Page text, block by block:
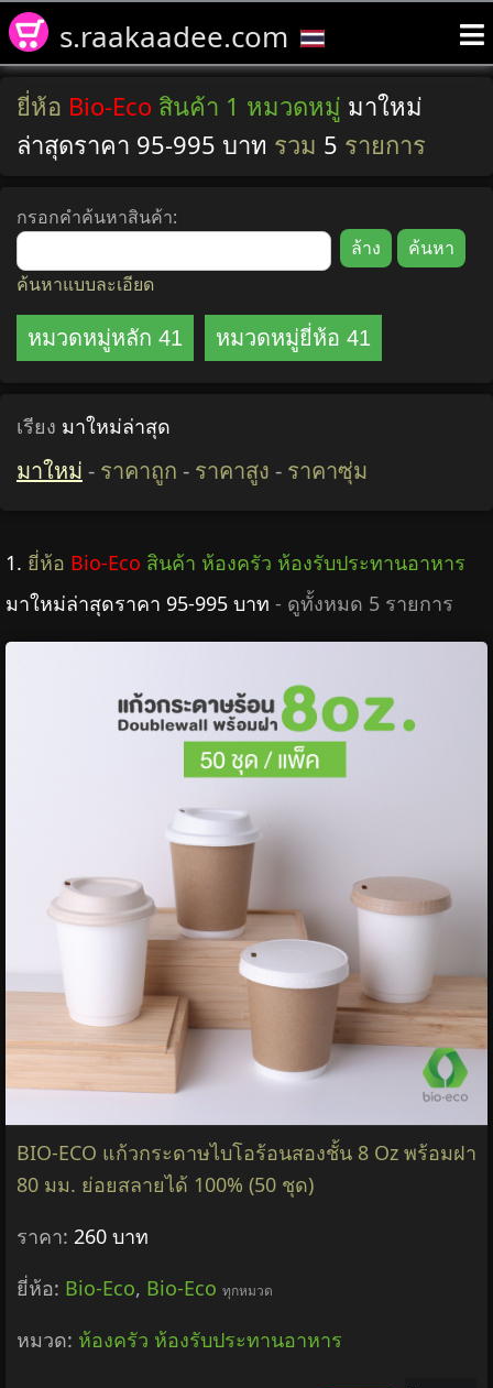
s.raakaadee.com
ยี่ห้อ Bio-Eco สินค้า 1 หมวดหมู่ มาใหม่
ล่าสุดราคา 95-995 บาท รวม 5 รายการ
กรอกคำค้นหาสินค้า:
ค้นหาแบบละเอียด
หมวดหมู่หลัก 41 หมวดหมู่ยี่ห้อ 41
เรียง มาใหม่ล่าสุด
มาใหม่ - ราคาถูก - ราคาสูง - ราคาซุ่ม
1. ยี่ห้อ Bio-Eco สินค้า ห้องครัว ห้องรับประทานอาหาร
มาใหม่ล่าสุดราคา 95-995 บาท - ดูทั้งหมด 5 รายการ
BIO-ECO แก้วกระดาษไบโอร้อนสองชั้น 8 Oz พร้อมฝา
80 มม. ย่อยสลายได้ 100% (50 ชุด)
ราคา: 260 บาท
ยี่ห้อ: Bio-Eco, Bio-Eco ทุกหมวด
หมวด: ห้องครัว ห้องรับประทานอาหาร